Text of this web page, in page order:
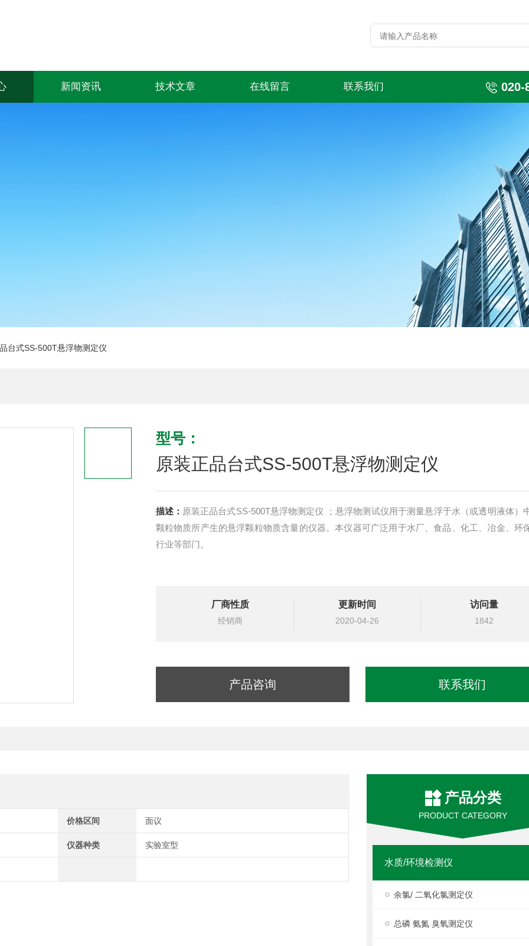
新闻资讯 技术文章 在线留言 联系我们 020-
台式SS-500T悬浮物测定仪
型号：
原装正品台式SS-500T悬浮物测定仪
描述： 原装正品台式SS-500T悬浮物测定仪 ；悬浮物测试仪用于测量悬浮于水（或透明液体）
颗粒物质所产生的悬浮颗粒物质含量的仪器。本仪器可广泛用于水厂、食品、化工、冶金、环
行业等部门。
厂商性质
经销商
更新时间
2020-04-26
访问量
1842
产品咨询 联系我们
产品分类
PRODUCT CATEGORY
水质/环境检测仪
余氯/ 二氧化氯测定仪
总磷 氨氮 臭氧测定仪
价格区间 面议
仪器种类 实验室型